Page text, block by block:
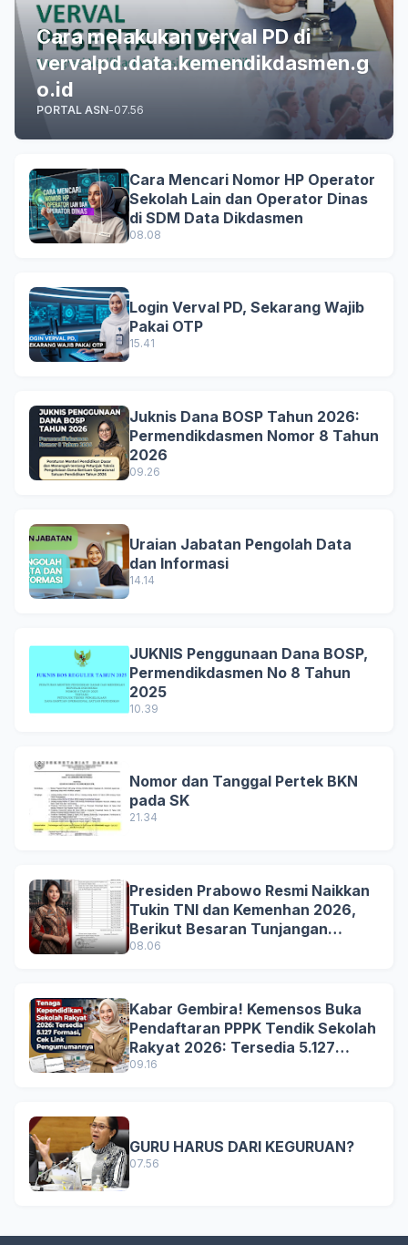
Cara melakukan verval PD di
vervalpd.data.kemendikdasmen.g
o.id
PORTAL ASN-07.56
Cara Mencari Nomor HP Operator
Sekolah Lain dan Operator Dinas
di SDM Data Dikdasmen
08.08
Login Verval PD, Sekarang Wajib
Pakai OTP
15.41
Juknis Dana BOSP Tahun 2026:
Permendikdasmen Nomor 8 Tahun
2026
09.26
Uraian Jabatan Pengolah Data
dan Informasi
14.14
JUKNIS Penggunaan Dana BOSP,
Permendikdasmen No 8 Tahun
2025
10.39
Nomor dan Tanggal Pertek BKN
pada SK
21.34
Presiden Prabowo Resmi Naikkan
Tukin TNI dan Kemenhan 2026,
Berikut Besaran Tunjangan
Terbaru
08.06
Kabar Gembira! Kemensos Buka
Pendaftaran PPPK Tendik Sekolah
Rakyat 2026: Tersedia 5.127
Formasi, Simak Syarat dan
09.16
GURU HARUS DARI KEGURUAN?
07.56